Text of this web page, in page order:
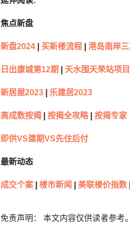
焦点新盘
新盘2024 买新楼流程 港岛南岸三
日出康城第12期 天水围天荣站项目
新居屋2023 乐建居2023
高成数按揭 按揭全攻略| 按揭专家
即供VS建期VS先住后付
最新动态
成交个案 楼市新闻 美联楼价指数
免责声明： 本文内容仅供读者参考